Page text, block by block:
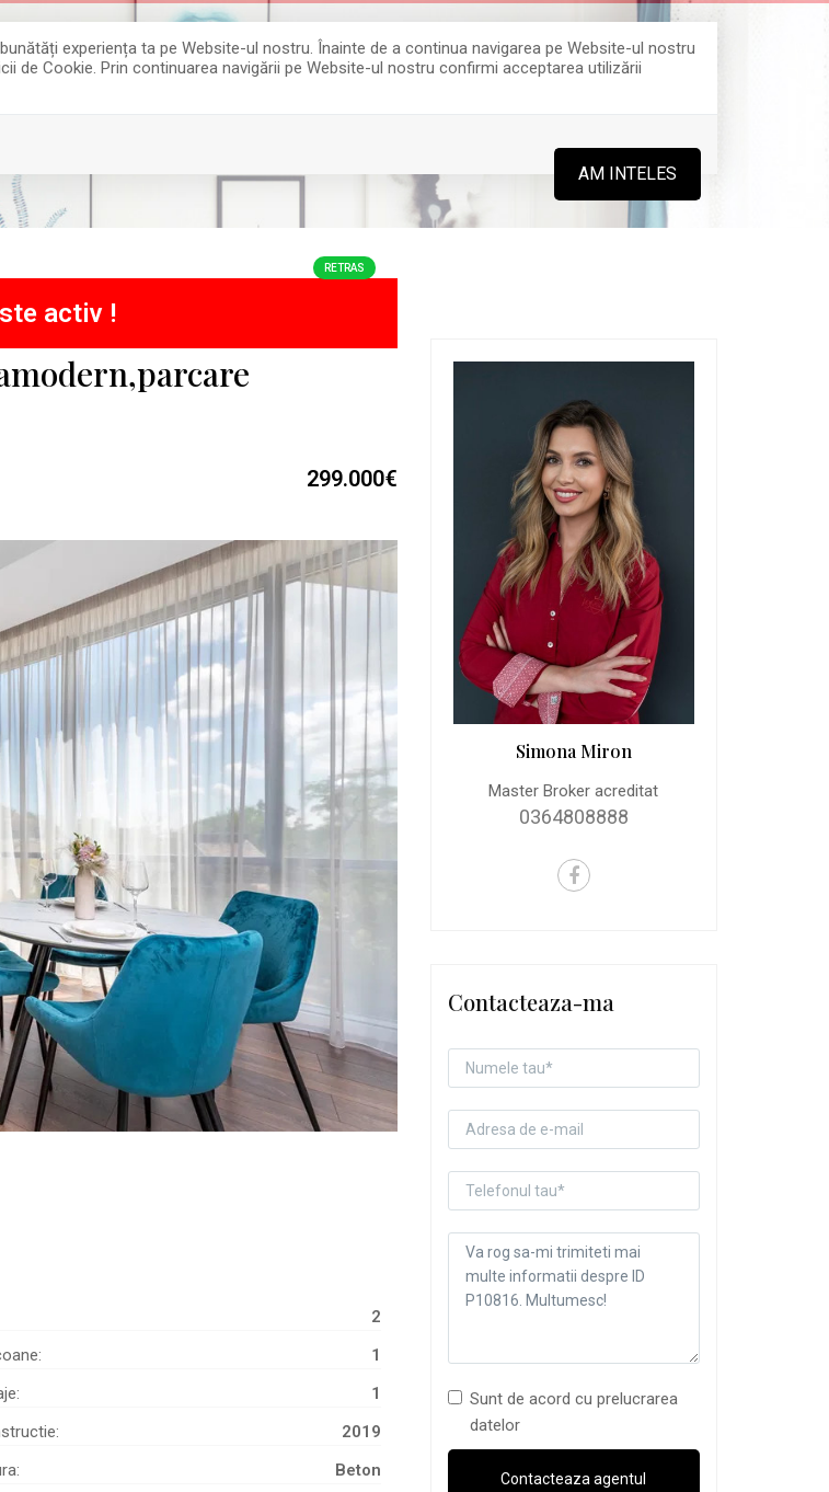
experiența ta pe Website-ul nostru. Înainte de a continua navigarea pe Website-ul nostru
de Cookie. Prin continuarea navigării pe Website-ul nostru confirmi acceptarea utilizării
AM INTELES
0364 808 888
activ !
299.000€
RETRAS
2
1
1
2019
Beton
Simona Miron
Master Broker acreditat
0364808888
Contacteaza-ma
Sunt de acord cu prelucrarea
datelor